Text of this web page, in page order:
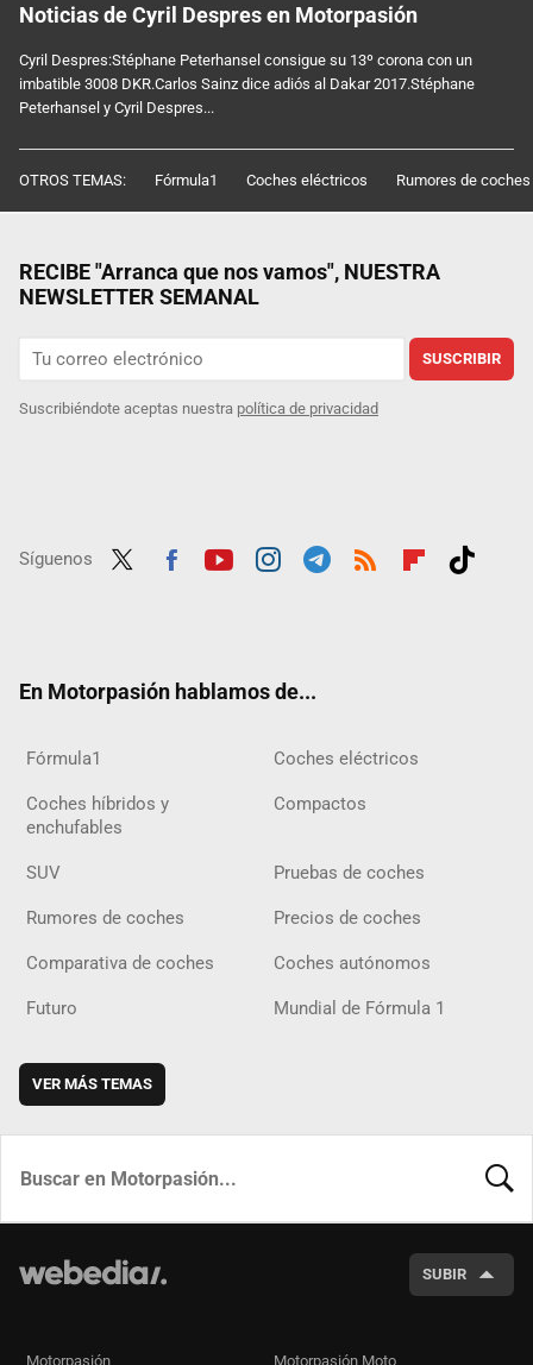
Noticias de Cyril Despres en Motorpasión
Cyril Despres:Stéphane Peterhansel consigue su 13º corona con un
imbatible 3008 DKR.Carlos Sainz dice adiós al Dakar 2017.Stéphane
Peterhansel y Cyril Despres...
OTROS TEMAS: Fórmula1 Coches eléctricos Rumores de coches
RECIBE "Arranca que nos vamos", NUESTRA
NEWSLETTER SEMANAL
SUSCRIBIR
Suscribiéndote aceptas nuestra política de privacidad
Síguenos
En Motorpasión hablamos de...
Fórmula1 Coches eléctricos
Coches híbridos y
enchufables
Compactos
SUV Pruebas de coches
Rumores de coches Precios de coches
Comparativa de coches Coches autónomos
Futuro Mundial de Fórmula 1
VER MÁS TEMAS
SUBIR
Motorpasión Motorpasión Moto